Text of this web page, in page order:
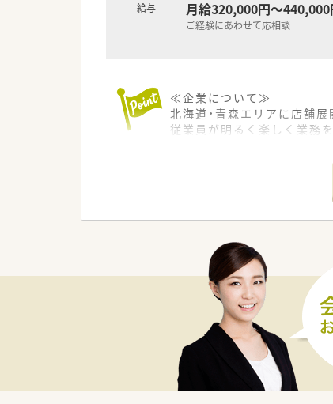
給与
月給320,000円～440,000
ご経験にあわせて応相談
≪企業について≫
北海道・青森エリアに店舗
従業員が明るく楽しく業務
≪より効率的に働けるよう
すべての店舗にインターネ
ステムなども導入し、より
≪薬局について≫
鶴田町で内科,外科,小児科,
五能線の陸奥鶴田駅から徒
お休みは日祝+木曜PM+基
薬局入り口前にはベンチも
薬局内でも明るい雰囲気で
＼＼こんな方におすすめです
・地域医療に貢献できる環
・長期的に安定した環境で